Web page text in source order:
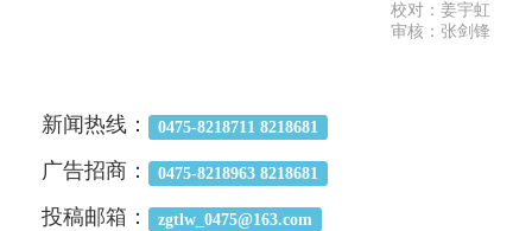
校对：姜宇虹
审核：张剑锋
新闻热线： 0475-8218711 8218681
广告招商： 0475-8218963 8218681
投稿邮箱： zgtlw_0475@163.com